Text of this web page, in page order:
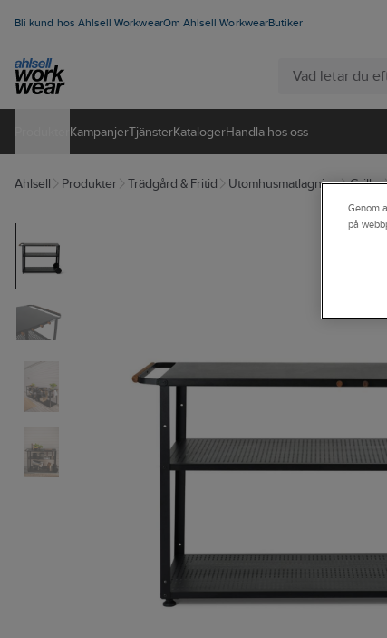
Bli kund hos Ahlsell WorkwearOm Ahlsell WorkwearButiker
KampanjerTjänsterKatalogerHandla hos oss
Ahlsell Produkter Trädgård & Fritid Utomhusmatlagning Grillar
Genom
på